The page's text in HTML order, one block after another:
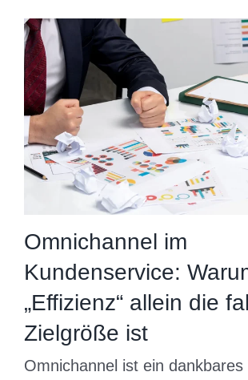
Omnichannel im
Kundenservice:
„Effizienz“ allein die
Zielgröße ist
Omnichannel ist ein